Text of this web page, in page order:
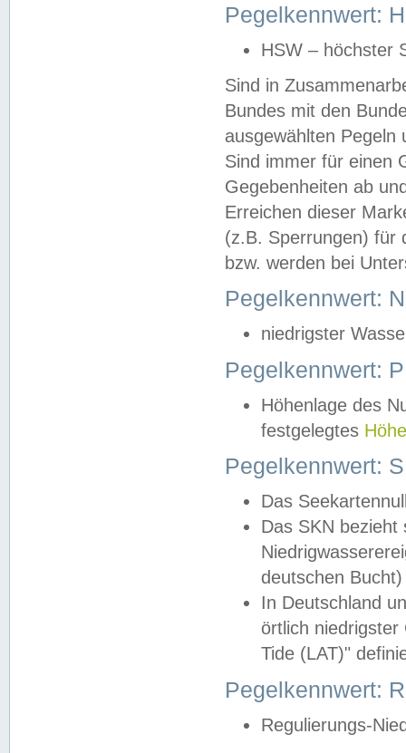
Pegelkennwert:
HSW – höchster
Sind in
Bundes mit den
ausgewählten
Sind immer für einen
Gegebenheiten ab
Erreichen dieser
(z.B. Sperrungen) für
bzw. werden bei
Pegelkennwert:
niedrigster
Pegelkennwert:
Höhenlage des
festgelegtes
Pegelkennwert:
Das
Das SKN
deutschen
In Deutschland
örtlich
Tide (LAT)"
Pegelkennwert:
Regulierungs-